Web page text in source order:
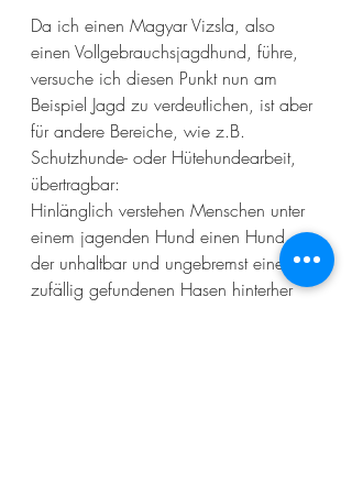
Da ich einen Magyar Vizsla, also
einen Vollgebrauchsjagdhund, führe,
versuche ich diesen Punkt nun am
Beispiel Jagd zu verdeutlichen, ist aber
für andere Bereiche, wie z.B.
Schutzhunde- oder Hütehundearbeit,
übertragbar:
Hinlänglich verstehen Menschen unter
einem jagenden Hund einen Hund,
der unhaltbar und ungebremst einem
zufällig gefundenen Hasen hinterher